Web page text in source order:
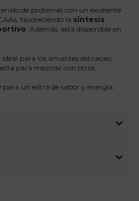
de proteínas con un excelente
favoreciendo la síntesis
. Además, está disponible en
ideal para los amantes del cacao.
para mezclar con otros
para un extra de sabor y energía.